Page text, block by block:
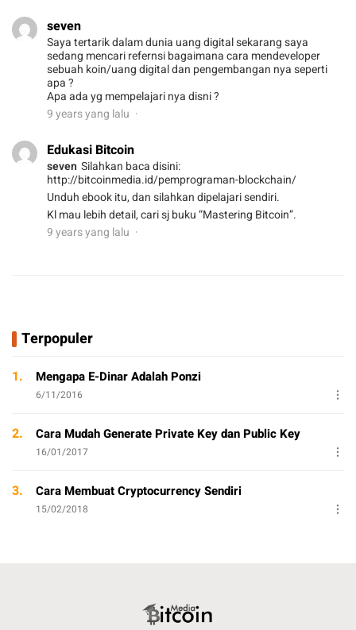
seven
Saya tertarik dalam dunia uang digital sekarang saya
sedang mencari refernsi bagaimana cara mendeveloper
sebuah koin/uang digital dan pengembangan nya seperti
apa ?
Apa ada yg mempelajari nya disni ?
9 years yang lalu
Edukasi Bitcoin
seven Silahkan baca disini:
http://bitcoinmedia.id/pemprograman-blockchain/
Unduh ebook itu, dan silahkan dipelajari sendiri.
Kl mau lebih detail, cari sj buku “Mastering Bitcoin”.
9 years yang lalu
Terpopuler
1. Mengapa E-Dinar Adalah Ponzi
6/11/2016
2. Cara Mudah Generate Private Key dan Public Key
16/01/2017
3. Cara Membuat Cryptocurrency Sendiri
15/02/2018